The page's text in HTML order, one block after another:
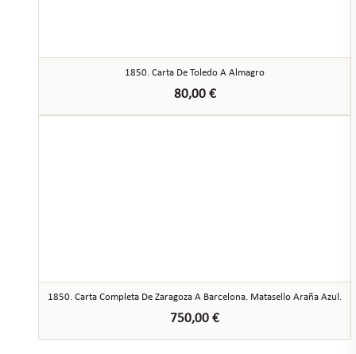
1850. Carta De Toledo A Almagro
80,00 €
1850. Carta Completa De Zaragoza A Barcelona. Matasello Araña Azul.
750,00 €